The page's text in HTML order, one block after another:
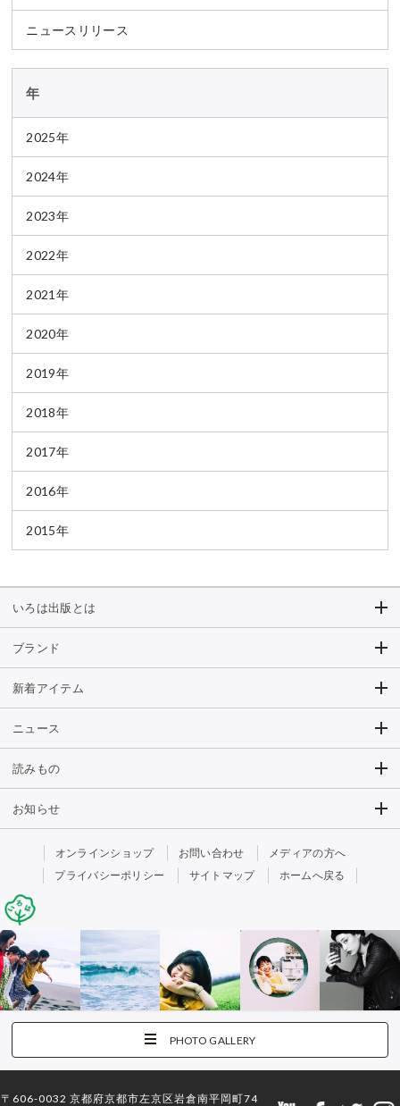
ニュースリリース
年
2025年
2024年
2023年
2022年
2021年
2020年
2019年
2018年
2017年
2016年
2015年
いろは出版とは
ブランド
新着アイテム
ニュース
読みもの
お知らせ
オンラインショップ お問い合わせ
メディアの方へ
プライバシーポリシー
サイトマップ ホームへ戻る
PHOTO GALLERY
〒606-0032 京都府京都市左京区岩倉南平岡町74